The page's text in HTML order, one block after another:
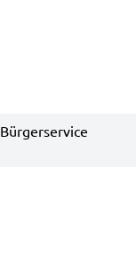
Bürgerservice